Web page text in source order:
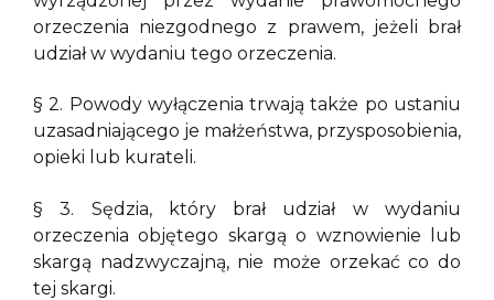
orzeczenia niezgodnego z prawem, jeżeli brał
udział w wydaniu tego orzeczenia.
§ 2. Powody wyłączenia trwają także po ustaniu
uzasadniającego je małżeństwa, przysposobienia,
opieki lub kurateli.
§ 3. Sędzia, który brał udział w wydaniu
orzeczenia objętego skargą o wznowienie lub
skargą nadzwyczajną, nie może orzekać co do
tej skargi.